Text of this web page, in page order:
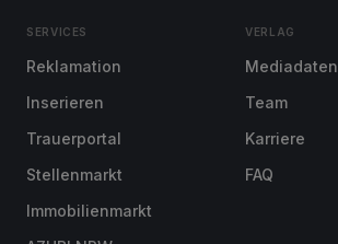
SERVICES
Reklamation
Inserieren
Trauerportal
Stellenmarkt
Immobilienmarkt
VERLAG
Mediadaten
Team
Karriere
FAQ